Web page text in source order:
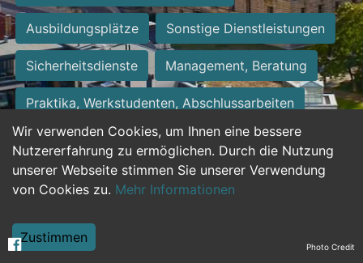
Wir verwenden Cookies, um Ihnen eine bessere
Nutzererfahrung zu ermöglichen. Durch die Nutzung
unserer Webseite stimmen Sie unserer Verwendung
von Cookies zu. Mehr Informationen
Zustimmen
Ausbildungsplätze Sonstige Dienstleistungen
Sicherheitsdienste Management, Beratung
Praktika, Werkstudenten, Abschlussarbeiten
Personalwesen Assistenz, Sekretariat
Hilfskräfte, Aushilfs- und Nebenjobs
Weiterbildung, Studium, duale Ausbildung Photo Credit